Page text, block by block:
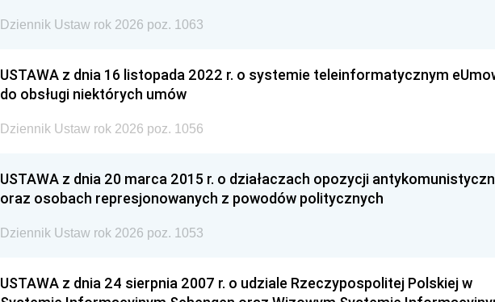
Dziennik Ustaw rok 2026 poz. 1063
USTAWA z dnia 16 listopada 2022 r. o systemie teleinformatycznym
do obsługi niektórych umów
Dziennik Ustaw rok 2026 poz. 1056
USTAWA z dnia 20 marca 2015 r. o działaczach opozycji
oraz osobach represjonowanych z powodów politycznych
Dziennik Ustaw rok 2026 poz. 1053
USTAWA z dnia 24 sierpnia 2007 r. o udziale Rzeczypospolitej Polskiej w